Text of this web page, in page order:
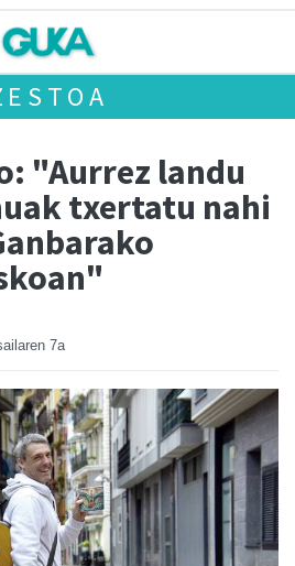
"Aurrez landu
txertatu nahi
7a